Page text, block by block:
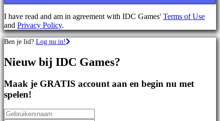
Puzzle
games
Fighting
games
Demo's
Gemeenschap
Gameplay
In-
game
evenementen
I have read and am in agreement with IDC Games' Terms of Use
and Privacy Policy.
Ben je lid? Log nu in!
Nieuw bij IDC Games?
Maak je GRATIS account aan en begin nu met
spelen!